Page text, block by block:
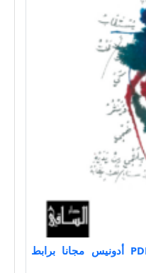
تحميل كتاب هجرة الشمس PDF أدونيس مجانا برابط